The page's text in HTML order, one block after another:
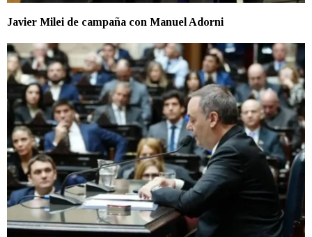
Javier Milei de campaña con Manuel Adorni